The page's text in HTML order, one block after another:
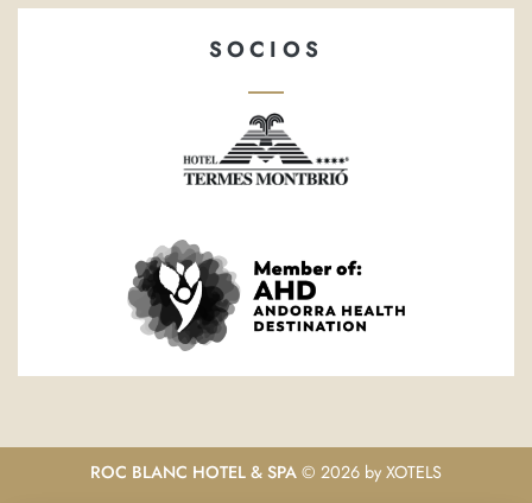
SOCIOS
ROC BLANC HOTEL & SPA © 2026 by XOTELS